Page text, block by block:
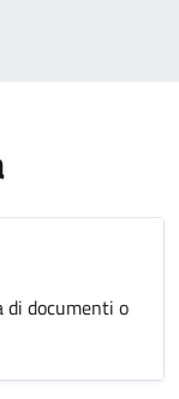
di documenti o